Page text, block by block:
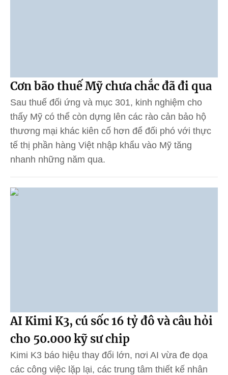
Cơn bão thuế Mỹ chưa chắc đã đi qua
Sau thuế đối ứng và mục 301, kinh nghiệm cho
thấy Mỹ có thể còn dựng lên các rào cản bảo hộ
thương mại khác kiên cố hơn để đối phó với thực
tế thị phần hàng Việt nhập khẩu vào Mỹ tăng
nhanh những năm qua.
AI Kimi K3, cú sốc 16 tỷ đô và câu hỏi
cho 50.000 kỹ sư chip
Kimi K3 báo hiệu thay đổi lớn, nơi AI vừa đe dọa
các công việc lặp lại, các trung tâm thiết kế nhân